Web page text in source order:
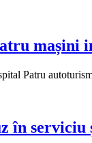
mașini
Patru
serviciu